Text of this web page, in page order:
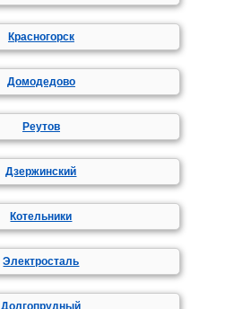
Красногорск
Домодедово
Реутов
Дзержинский
Котельники
Электросталь
Долгопрудный